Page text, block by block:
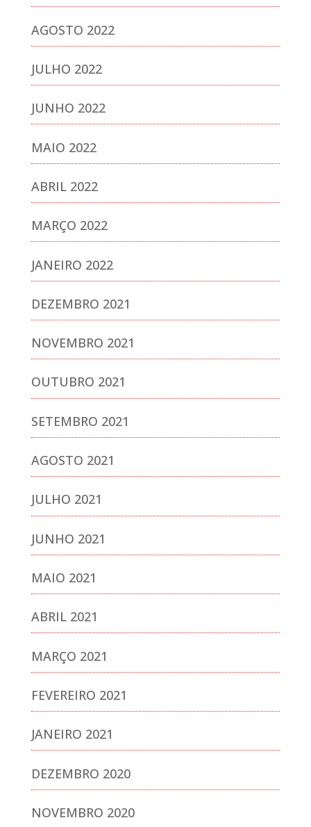
AGOSTO 2022
JULHO 2022
JUNHO 2022
MAIO 2022
ABRIL 2022
MARÇO 2022
JANEIRO 2022
DEZEMBRO 2021
NOVEMBRO 2021
OUTUBRO 2021
SETEMBRO 2021
AGOSTO 2021
JULHO 2021
JUNHO 2021
MAIO 2021
ABRIL 2021
MARÇO 2021
FEVEREIRO 2021
JANEIRO 2021
DEZEMBRO 2020
NOVEMBRO 2020